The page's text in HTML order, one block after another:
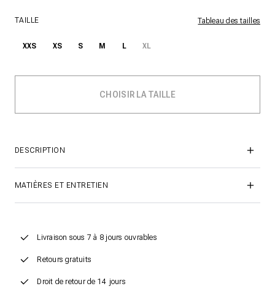
TAILLE Tableau des tailles
XXS XS S M L XL
DESCRIPTION
MATIÈRES ET ENTRETIEN
Livraison sous 7 à 8 jours ouvrables
Retours gratuits
Droit de retour de 14 jours